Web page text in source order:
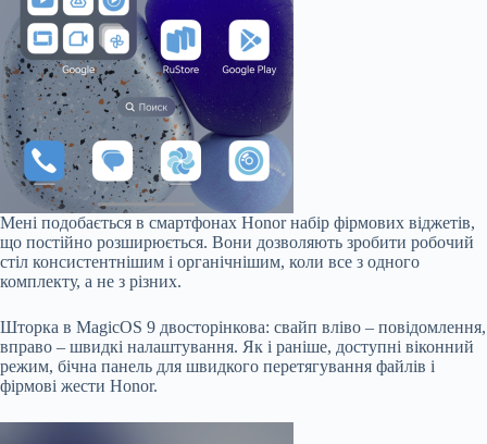
Мені подобається в смартфонах Honor набір фірмових віджетів,
що постійно розширюється. Вони дозволяють зробити робочий
стіл консистентнішим і органічнішим, коли все з одного
комплекту, а не з різних.
Шторка в MagicOS 9 двосторінкова: свайп вліво – повідомлення,
вправо – швидкі налаштування. Як і раніше, доступні віконний
режим, бічна панель для швидкого перетягування файлів і
фірмові жести Honor.